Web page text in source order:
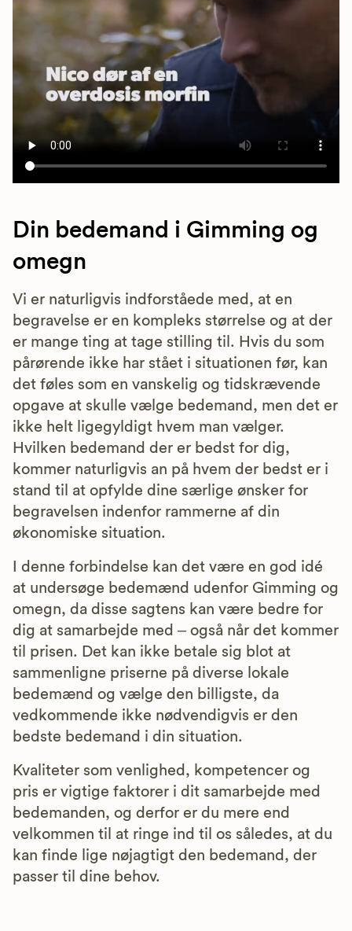
Din bedemand i Gimming og
omegn
Vi er naturligvis indforståede med, at en
begravelse er en kompleks størrelse og at der
er mange ting at tage stilling til. Hvis du som
pårørende ikke har stået i situationen før, kan
det føles som en vanskelig og tidskrævende
opgave at skulle vælge bedemand, men det er
ikke helt ligegyldigt hvem man vælger.
Hvilken bedemand der er bedst for dig,
kommer naturligvis an på hvem der bedst er i
stand til at opfylde dine særlige ønsker for
begravelsen indenfor rammerne af din
økonomiske situation.
I denne forbindelse kan det være en god idé
at undersøge bedemænd udenfor Gimming og
omegn, da disse sagtens kan være bedre for
dig at samarbejde med – også når det kommer
til prisen. Det kan ikke betale sig blot at
sammenligne priserne på diverse lokale
bedemænd og vælge den billigste, da
vedkommende ikke nødvendigvis er den
bedste bedemand i din situation.
Kvaliteter som venlighed, kompetencer og
pris er vigtige faktorer i dit samarbejde med
bedemanden, og derfor er du mere end
velkommen til at ringe ind til os således, at du
kan finde lige nøjagtigt den bedemand, der
passer til dine behov.